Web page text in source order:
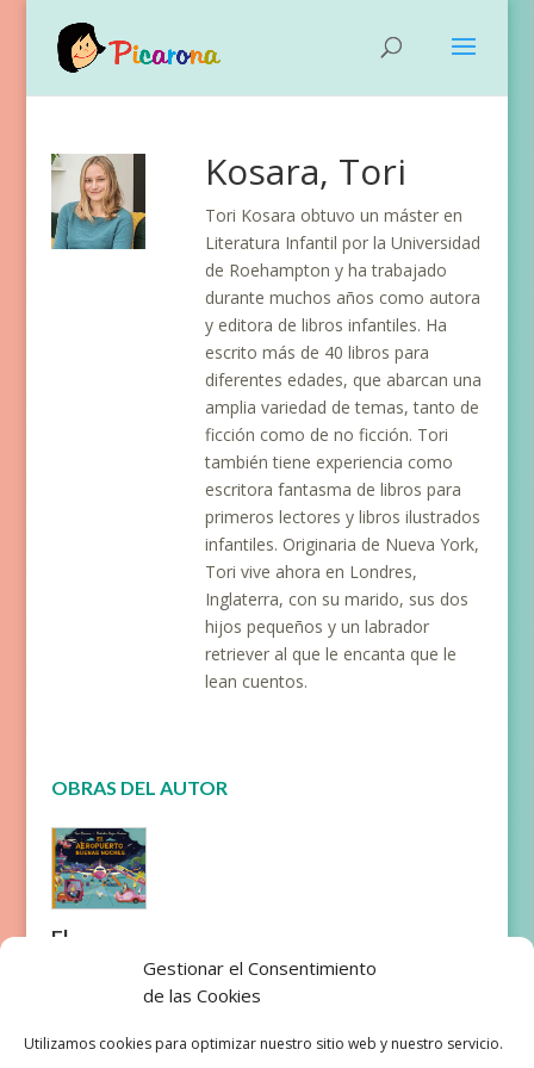
Gestionar el Consentimiento
de las Cookies
Utilizamos cookies para optimizar nuestro sitio web y nuestro servicio.
Kosara, Tori
Tori Kosara obtuvo un máster en
Literatura Infantil por la Universidad
de Roehampton y ha trabajado
durante muchos años como autora
y editora de libros infantiles. Ha
escrito más de 40 libros para
diferentes edades, que abarcan una
amplia variedad de temas, tanto de
ficción como de no ficción. Tori
también tiene experiencia como
escritora fantasma de libros para
primeros lectores y libros ilustrados
infantiles. Originaria de Nueva York,
Tori vive ahora en Londres,
Inglaterra, con su marido, sus dos
hijos pequeños y un labrador
retriever al que le encanta que le
lean cuentos.
OBRAS DEL AUTOR
El